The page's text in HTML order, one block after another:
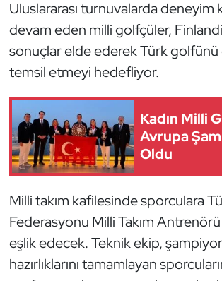
Uluslararası turnuvalarda deneyim
devam eden milli golfçüler,
sonuçlar elde ederek Türk golfünü
temsil etmeyi hedefliyor.
Kadın Milli
Avrupa
Oldu
Milli takım kafilesinde sporculara
Federasyonu Milli Takım
eşlik edecek. Teknik ekip,
hazırlıklarını tamamlayan
Modern Pentatlon
Motor Sporları
Muay Thai
Okçuluk
Optimist
Oryantiring
Özel Sporcular